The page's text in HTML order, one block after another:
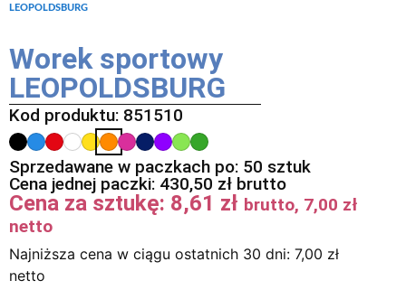
LEOPOLDSBURG
Worek sportowy
LEOPOLDSBURG
Kod produktu: 851510
Sprzedawane w paczkach po: 50 sztuk
Cena jednej paczki: 430,50 zł brutto
Cena za sztukę: 8,61 zł brutto, 7,00 zł
netto
Najniższa cena w ciągu ostatnich 30 dni: 7,00 zł
netto